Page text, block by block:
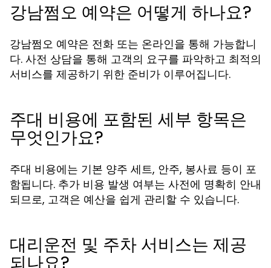
강남쩜오 예약은 어떻게 하나요?
강남쩜오 예약은 전화 또는 온라인을 통해 가능합니
다. 사전 상담을 통해 고객의 요구를 파악하고 최적의
서비스를 제공하기 위한 준비가 이루어집니다.
주대 비용에 포함된 세부 항목은
무엇인가요?
주대 비용에는 기본 양주 세트, 안주, 봉사료 등이 포
함됩니다. 추가 비용 발생 여부는 사전에 명확히 안내
되므로, 고객은 예산을 쉽게 관리할 수 있습니다.
대리운전 및 주차 서비스는 제공
되나요?